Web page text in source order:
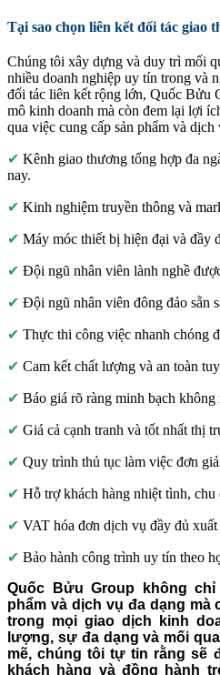
Tại sao chọn liên kết đối tác giao
Chúng tôi xây dựng và duy trì mối
nhiều doanh nghiệp uy tín trong và
đối tác liên kết rộng lớn, Quốc Bửu
mô kinh doanh mà còn đem lại lợi
qua việc cung cấp sản phẩm và dịch
✔ Kênh giao thương tổng hợp đa
nay.
✔ Kinh nghiệm truyền thông và
✔ Máy móc thiết bị hiện đại và đầy
✔ Đội ngũ nhân viên lành nghề
✔ Đội ngũ nhân viên đông đảo sẵn
✔ Thực thi công việc nhanh chóng
✔ Cam kết chất lượng và an toàn
✔ Báo giá rõ ràng minh bạch không
✔ Giá cả cạnh tranh và tốt nhất thị
✔ Quy trình thủ tục làm việc đơn
✔ Hỗ trợ khách hàng nhiệt tình, chu
✔ VAT hóa đơn dịch vụ đầy đủ xuất
✔ Bảo hành công trình uy tín theo
Quốc Bửu Group không
phẩm và dịch vụ đa dạng mà
trong mọi giao dịch kinh
lượng, sự đa dạng và mối
mẽ, chúng tôi tự tin rằng sẽ
khách hàng và đồng hành